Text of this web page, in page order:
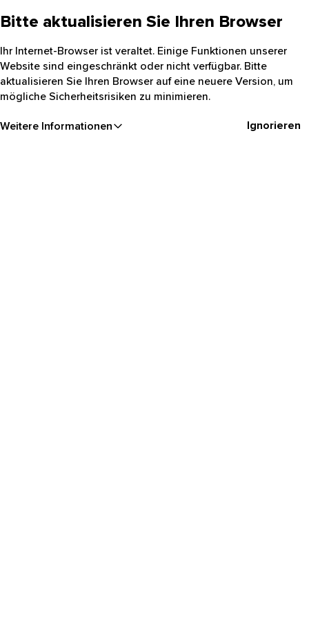
Bitte aktualisieren Sie Ihren Browser
Ihr Internet-Browser ist veraltet. Einige Funktionen unserer
Website sind eingeschränkt oder nicht verfügbar. Bitte
aktualisieren Sie Ihren Browser auf eine neuere Version, um
mögliche Sicherheitsrisiken zu minimieren.
Weitere Informationen Ignorieren